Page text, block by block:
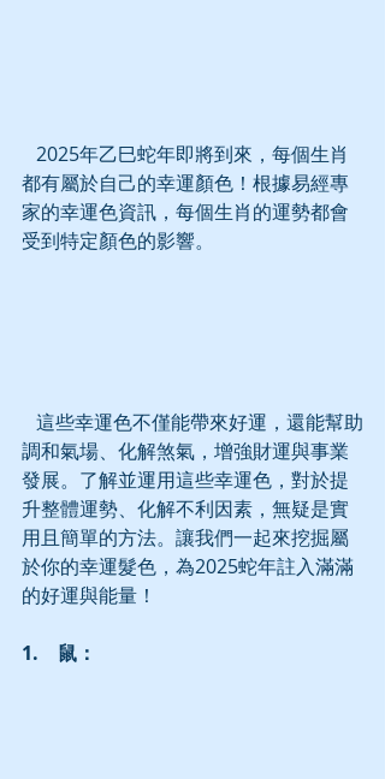
都有屬於自己的幸運顏色！根據易經專
家的幸運色資訊，每個生肖的運勢都會
受到特定顏色的影響。
調和氣場、化解煞氣，增強財運與事業
發展。了解並運用這些幸運色，對於提
升整體運勢、化解不利因素，無疑是實
用且簡單的方法。讓我們一起來挖掘屬
於你的幸運髮色，為2025蛇年註入滿滿
的好運與能量！
1.　鼠：